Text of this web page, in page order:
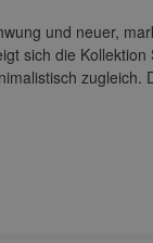
und neuer,
sich die Kollektion
zugleich.